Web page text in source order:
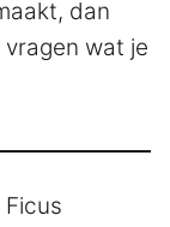
dan
wat je